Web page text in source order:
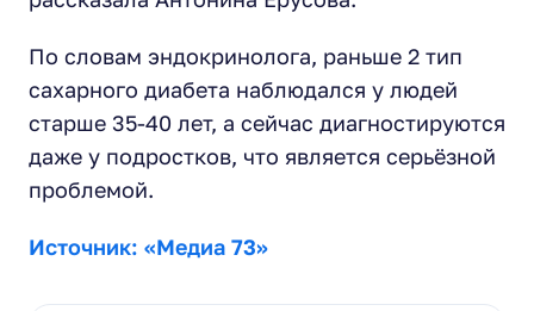
По словам эндокринолога, раньше 2 тип
сахарного диабета наблюдался у людей
старше 35-40 лет, а сейчас диагностируются
даже у подростков, что является серьёзной
проблемой.
Источник: «Медиа 73»